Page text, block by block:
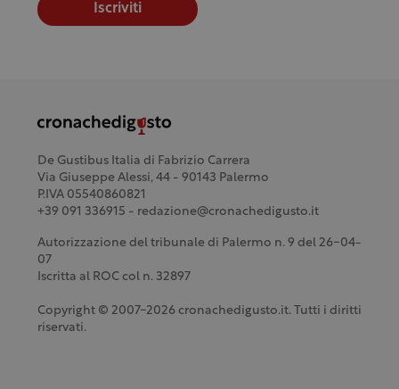
Iscriviti
De Gustibus Italia di Fabrizio Carrera
Via Giuseppe Alessi, 44 - 90143 Palermo
P.IVA 05540860821
+39 091 336915 - redazione@cronachedigusto.it
Autorizzazione del tribunale di Palermo n. 9 del 26-04-
07
Iscritta al ROC col n. 32897
Copyright © 2007-2026 cronachedigusto.it. Tutti i diritti
riservati.